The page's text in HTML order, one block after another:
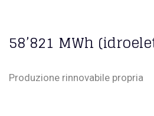
58’821 MWh
Produzione rinnovabile propria